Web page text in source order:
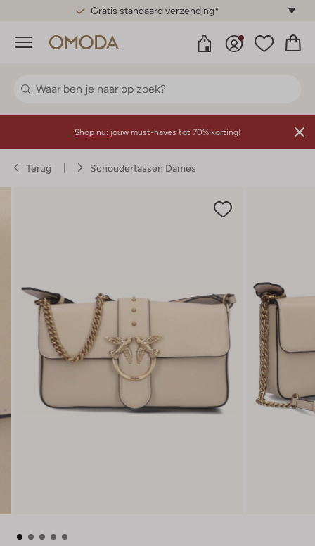
Gratis standaard verzending*
Menu
Shop nu: jouw must-haves tot 70% korting!
Terug Schoudertassen Dames